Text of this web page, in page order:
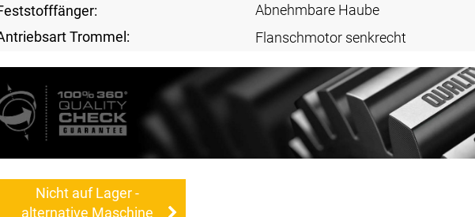
Abnehmbare Haube
Trommel:
Flanschmotor senkrecht
Nicht auf Lager -
alternative Maschine